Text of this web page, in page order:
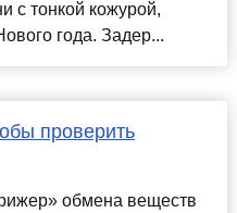
с тонкой кожурой,
года. Задер...
проверить
обмена веществ